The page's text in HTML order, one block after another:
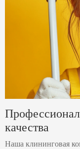
качества
Наша клининговая